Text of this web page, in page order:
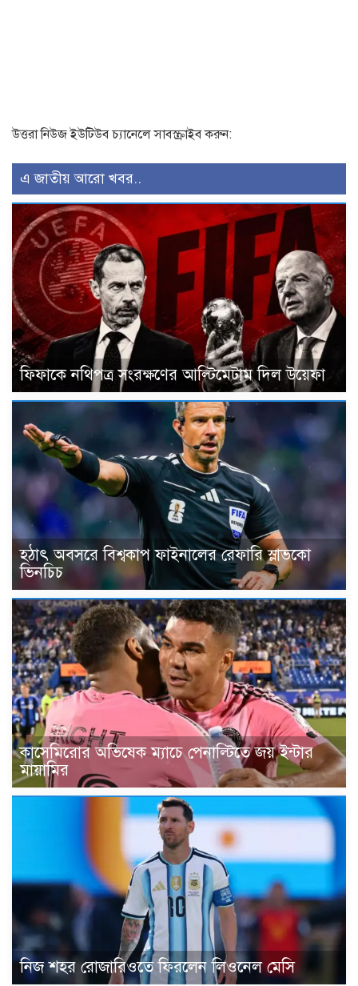
উত্তরা নিউজ ইউটিউব চ্যানেলে সাবস্ক্রাইব করুন:
এ জাতীয় আরো খবর..
ফিফাকে নথিপত্র সংরক্ষণের আল্টিমেটাম দিল উয়েফা
হঠাৎ অবসরে বিশ্বকাপ ফাইনালের রেফারি স্লাভকো
ভিনচিচ
কাসেমিরোর অভিষেক ম্যাচে পেনাল্টিতে জয় ইন্টার
মায়ামির
নিজ শহর রোজারিওতে ফিরলেন লিওনেল মেসি